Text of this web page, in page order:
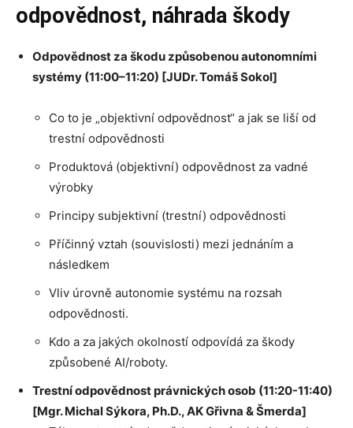
odpovědnost, náhrada škody
Odpovědnost za škodu způsobenou autonomními
systémy (11:00–11:20) [JUDr. Tomáš Sokol]
Co to je „objektivní odpovědnost“ a jak se liší od
trestní odpovědnosti
Produktová (objektivní) odpovědnost za vadné
výrobky
Principy subjektivní (trestní) odpovědnosti
Příčinný vztah (souvislosti) mezi jednáním a
následkem
Vliv úrovně autonomie systému na rozsah
odpovědnosti.
Kdo a za jakých okolností odpovídá za škody
způsobené AI/roboty.
Trestní odpovědnost právnických osob (11:20-11:40)
[Mgr. Michal Sýkora, Ph.D., AK Gřivna & Šmerda]